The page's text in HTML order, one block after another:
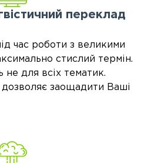
переклад
час роботи з великими
стислий термін.
не для всіх тематик.
заощадити Ваші